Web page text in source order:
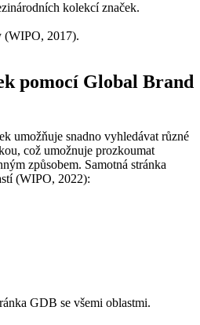
kolekcí značek.
(WIPO, 2017).
pomocí Global Brand
umožňuje snadno vyhledávat různé
což umožnuje prozkoumat
způsobem. Samotná stránka
(WIPO, 2022):
GDB se všemi oblastmi.